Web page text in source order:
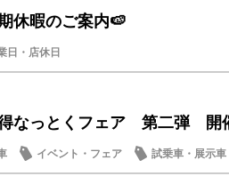
休暇のご案内🍉
日・店休日
なっとくフェア 第二弾 開
イベント・フェア
試乗車・展示車
日・店休日